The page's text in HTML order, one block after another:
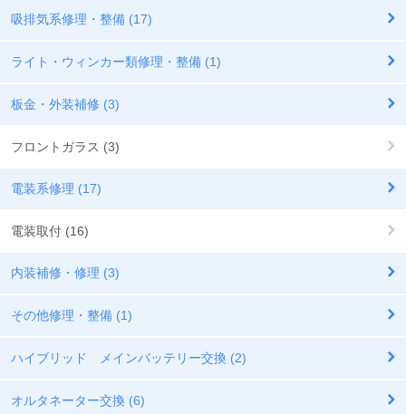
吸排気系修理・整備 (17)
ライト・ウィンカー類修理・整備 (1)
板金・外装補修 (3)
フロントガラス (3)
電装系修理 (17)
電装取付 (16)
内装補修・修理 (3)
その他修理・整備 (1)
ハイブリッド メインバッテリー交換 (2)
オルタネーター交換 (6)